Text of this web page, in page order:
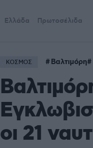
Ελλάδα Πρωτοσέλιδα
ΚΟΣΜΟΣ Βαλτιμόρη
οι 21